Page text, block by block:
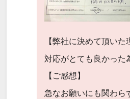
【弊社に決めて頂いた
対応がとても良かった
【ご感想】
急なお願いにも関わら